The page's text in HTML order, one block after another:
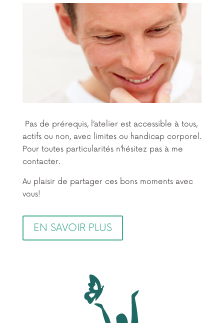
Pas de prérequis, l’atelier est accessible à tous,
actifs ou non, avec limites ou handicap corporel.
Pour toutes particularités n’hésitez pas à me
contacter.
Au plaisir de partager ces bons moments avec
vous!
EN SAVOIR PLUS